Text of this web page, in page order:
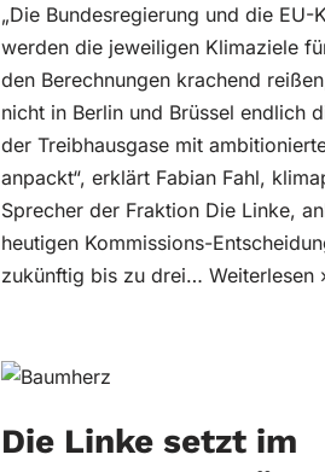
„Die Bundesregierung und die EU-
werden die jeweiligen Klimaziele
den Berechnungen krachend
nicht in Berlin und Brüssel endlich
der Treibhausgase mit
anpackt“, erklärt Fabian Fahl,
Sprecher der Fraktion Die Linke,
heutigen Kommissions-
zukünftig bis zu drei… Weiterlesen
Die Linke setzt im